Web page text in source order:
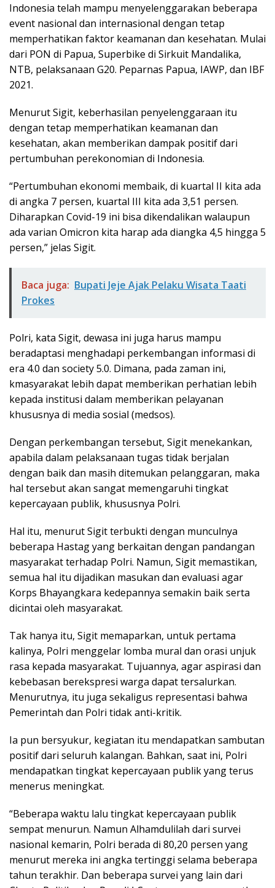
Indonesia telah mampu menyelenggarakan beberapa
event nasional dan internasional dengan tetap
memperhatikan faktor keamanan dan kesehatan. Mulai
dari PON di Papua, Superbike di Sirkuit Mandalika,
NTB, pelaksanaan G20. Peparnas Papua, IAWP, dan IBF
2021.
Menurut Sigit, keberhasilan penyelenggaraan itu
dengan tetap memperhatikan keamanan dan
kesehatan, akan memberikan dampak positif dari
pertumbuhan perekonomian di Indonesia.
“Pertumbuhan ekonomi membaik, di kuartal II kita ada
di angka 7 persen, kuartal III kita ada 3,51 persen.
Diharapkan Covid-19 ini bisa dikendalikan walaupun
ada varian Omicron kita harap ada diangka 4,5 hingga 5
persen,” jelas Sigit.
Baca juga: Bupati Jeje Ajak Pelaku Wisata Taati
Prokes
Polri, kata Sigit, dewasa ini juga harus mampu
beradaptasi menghadapi perkembangan informasi di
era 4.0 dan society 5.0. Dimana, pada zaman ini,
kmasyarakat lebih dapat memberikan perhatian lebih
kepada institusi dalam memberikan pelayanan
khususnya di media sosial (medsos).
Dengan perkembangan tersebut, Sigit menekankan,
apabila dalam pelaksanaan tugas tidak berjalan
dengan baik dan masih ditemukan pelanggaran, maka
hal tersebut akan sangat memengaruhi tingkat
kepercayaan publik, khususnya Polri.
Hal itu, menurut Sigit terbukti dengan munculnya
beberapa Hastag yang berkaitan dengan pandangan
masyarakat terhadap Polri. Namun, Sigit memastikan,
semua hal itu dijadikan masukan dan evaluasi agar
Korps Bhayangkara kedepannya semakin baik serta
dicintai oleh masyarakat.
Tak hanya itu, Sigit memaparkan, untuk pertama
kalinya, Polri menggelar lomba mural dan orasi unjuk
rasa kepada masyarakat. Tujuannya, agar aspirasi dan
kebebasan berekspresi warga dapat tersalurkan.
Menurutnya, itu juga sekaligus representasi bahwa
Pemerintah dan Polri tidak anti-kritik.
Ia pun bersyukur, kegiatan itu mendapatkan sambutan
positif dari seluruh kalangan. Bahkan, saat ini, Polri
mendapatkan tingkat kepercayaan publik yang terus
menerus meningkat.
“Beberapa waktu lalu tingkat kepercayaan publik
sempat menurun. Namun Alhamdulilah dari survei
nasional kemarin, Polri berada di 80,20 persen yang
menurut mereka ini angka tertinggi selama beberapa
tahun terakhir. Dan beberapa survei yang lain dari